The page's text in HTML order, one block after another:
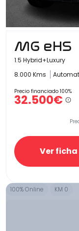
MG eHS
1.5 Hybrid+Luxury
8.000 Kms
Precio financiado 100%
32.500€
Ver ficha
100% Online KM 0